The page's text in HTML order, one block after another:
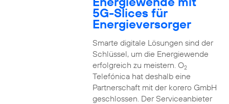
5G-Slices für
Energieversorger
Smarte digitale Lösungen sind der
Schlüssel, um die Energiewende
erfolgreich zu meistern. O2
Telefónica hat deshalb eine
Partnerschaft mit der korero GmbH
geschlossen. Der Serviceanbieter